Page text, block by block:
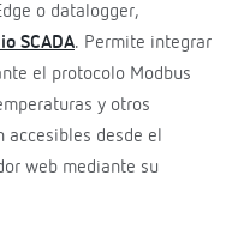
o datalogger,
SCADA. Permite integrar
el protocolo Modbus
y otros
desde el
web mediante su